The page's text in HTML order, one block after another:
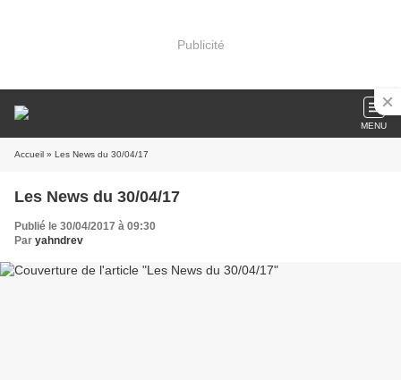
Publicité
MENU
Accueil » Les News du 30/04/17
Les News du 30/04/17
Publié le 30/04/2017 à 09:30
Par yahndrev